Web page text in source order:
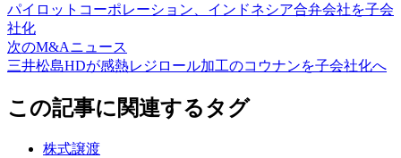
パイロットコーポレーション、インドネシア合弁会社を子会
社化
次のM&Aニュース
三井松島HDが感熱レジロール加工のコウナンを子会社化へ
この記事に関連するタグ
株式譲渡